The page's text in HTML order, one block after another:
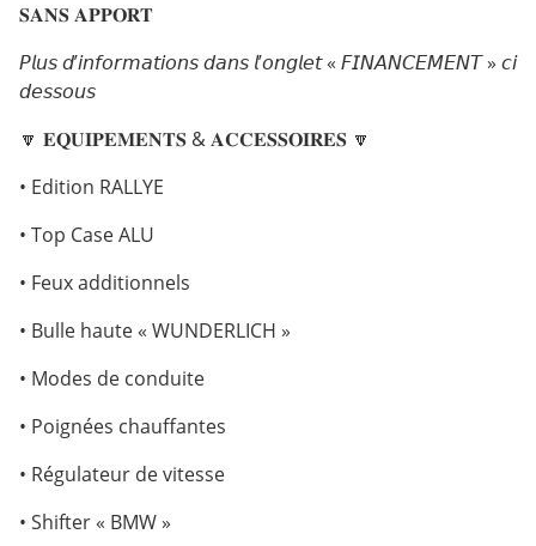
𝐒𝐀𝐍𝐒 𝐀𝐏𝐏𝐎𝐑𝐓
𝘗𝘭𝘶𝘴 𝘥’𝘪𝘯𝘧𝘰𝘳𝘮𝘢𝘵𝘪𝘰𝘯𝘴 𝘥𝘢𝘯𝘴 𝘭’𝘰𝘯𝘨𝘭𝘦𝘵 « 𝘍𝘐𝘕𝘈𝘕𝘊𝘌𝘔𝘌𝘕𝘛 » 𝘤𝘪
𝘥𝘦𝘴𝘴𝘰𝘶𝘴
🔽 𝐄𝐐𝐔𝐈𝐏𝐄𝐌𝐄𝐍𝐓𝐒 & 𝐀𝐂𝐂𝐄𝐒𝐒𝐎𝐈𝐑𝐄𝐒 🔽
• Edition RALLYE
• Top Case ALU
• Feux additionnels
• Bulle haute « WUNDERLICH »
• Modes de conduite
• Poignées chauffantes
• Régulateur de vitesse
• Shifter « BMW »